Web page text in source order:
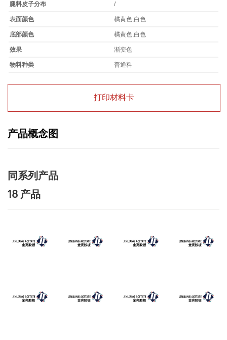
腿料皮子分布 /
表面颜色 橘黄色,白色
底部颜色 橘黄色,白色
效果 渐变色
物料种类 普通料
打印材料卡
产品概念图
同系列产品
18 产品